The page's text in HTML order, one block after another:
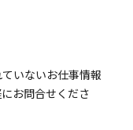
いないお仕事情報
お問合せくださ